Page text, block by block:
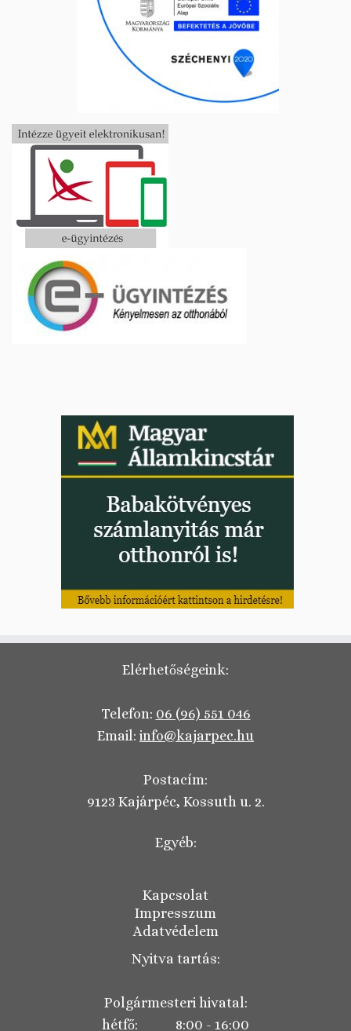
Elérhetőségeink:
Telefon: 06 (96) 551 046
Email: info@kajarpec.hu
Postacím:
9123 Kajárpéc, Kossuth u. 2.
Egyéb:
Kapcsolat
Impresszum
Adatvédelem
Nyitva tartás:
Polgármesteri hivatal:
hétfő: 8:00 - 16:00